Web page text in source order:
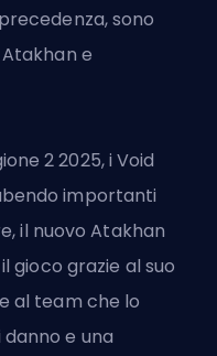
sono
e
2 2025, i Void
importanti
il nuovo Atakhan
gioco grazie al suo
al team che lo
e una